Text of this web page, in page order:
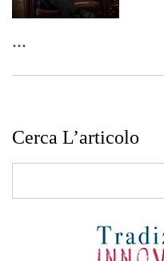
...
Cerca L’articolo